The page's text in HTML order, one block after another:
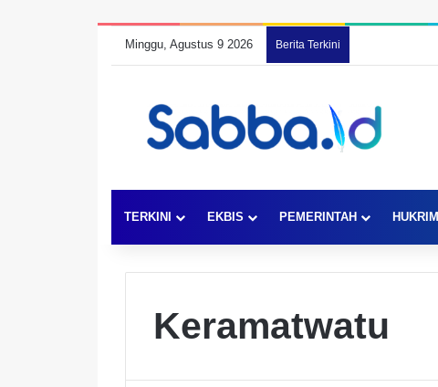
Minggu, Agustus 9 2026 Berita Terkini
TERKINI EKBIS PEMERINTAH HUKRIM
Keramatwatu